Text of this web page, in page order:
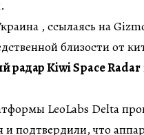
, ссылаясь на
близости от
радар Kiwi Space Radar
LeoLabs Delta
подтвердили, что